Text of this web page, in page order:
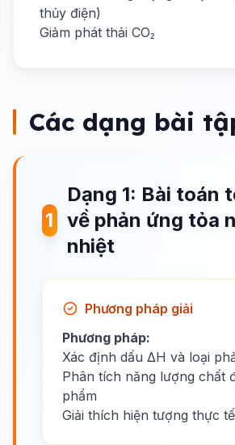
thủy điện)
Giảm phát thải CO₂
Các dạng bài
1
Dạng 1: Bài toán
về phản ứng tỏa
nhiệt
Phương pháp giải
Phương pháp:
Xác định dấu ΔH và loại
Phân tích năng lượng chất
phẩm
Giải thích hiện tượng thực tế